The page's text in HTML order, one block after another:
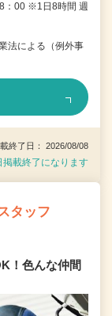
：00 ※1日8時間 週
法による（例外事
終了日： 2026/08/08
掲載終了になります
タッフ
！色んな仲間